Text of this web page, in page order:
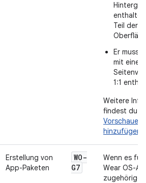
Teil der
Er muss
mit einem
1:1
Weitere
findest du
hinzufügen
Erstellung von
App-Paketen
WO-
G7
Wenn es für
Wear OS-
zugehörige